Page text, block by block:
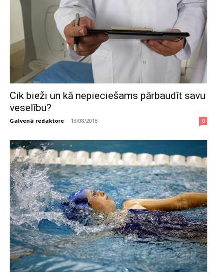
Cik bieži un kā nepieciešams pārbaudīt savu
veselību?
Galvenā redaktore - 13/08/2018 0